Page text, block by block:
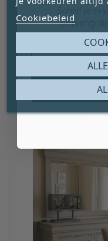
Cookiebeleidontvang
Claim